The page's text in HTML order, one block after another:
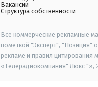
Вакансии
Структура собственности
Все коммерческие рекламные
пометкой "Эксперт", "Позиция"
рекламе и правил
«Телерадиокомпания" Люкс "»,